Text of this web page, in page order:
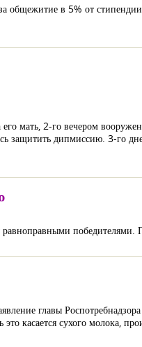
общежитие в 5% от
мать, 2-го вечером
защитить дипмиссию. 3-го
победителями.
главы
касается сухого молока,